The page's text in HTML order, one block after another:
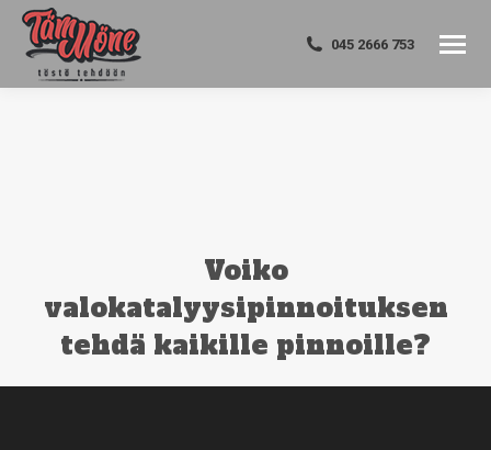
045 2666 753
Voiko
valokatalyysipinnoituksen
tehdä kaikille pinnoille?